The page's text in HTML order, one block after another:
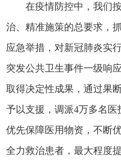
在疫情防控中，我们
治、精准施策的总要求，
应急举措，对新冠肺炎实
突发公共卫生事件一级响
取得决定性成果，通过果
予以支援，调派4万多名医
优先保障医用物资，不断
全力救治患者，最大程度